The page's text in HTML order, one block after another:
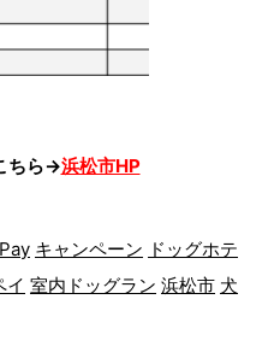
ちら→浜松市HP
キャンペーン ドッグホテ
イ 室内ドッグラン 浜松市 犬